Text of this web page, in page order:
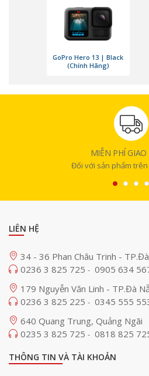
Hình ảnh HDR/HLG chất lượng cao
GoPro Hero 13 | Black
(Chính Hãng)
MIỄN PHÍ
Đối với sản phẩm trên
LIÊN HỆ
34 - 36 Phan Châu Trinh -
0236 3 825 725 - 0905 634
179 Nguyễn Văn Linh - TP.Đà
0236 3 825 225 - 0345 555
640 Quang Trung, Quảng Ngãi
0235 3 825 725 - 0818 825
THÔNG TIN VÀ TÀI KHOẢN